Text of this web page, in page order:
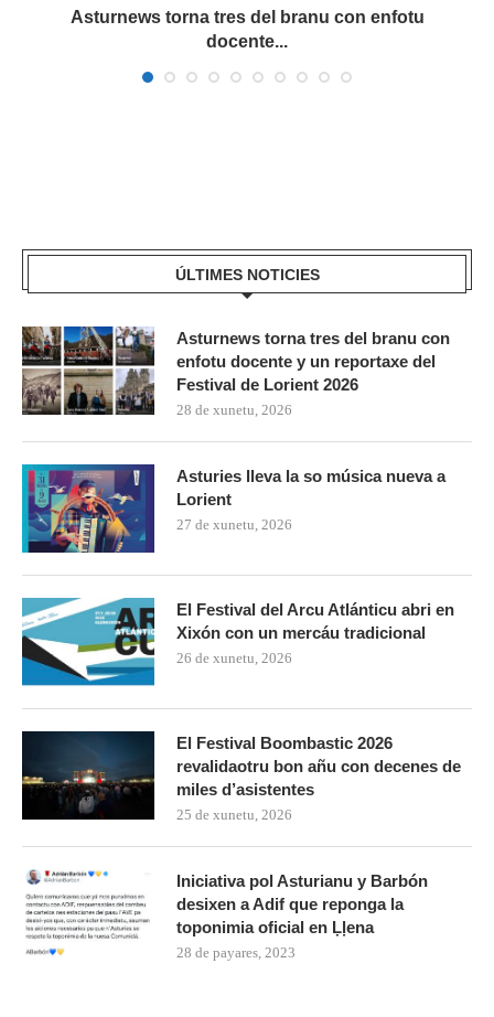
Asturnews torna tres del branu con enfotu
docente...
ÚLTIMES NOTICIES
Asturnews torna tres del branu con
enfotu docente y un reportaxe del
Festival de Lorient 2026
28 de xunetu, 2026
Asturies lleva la so música nueva a
Lorient
27 de xunetu, 2026
El Festival del Arcu Atlánticu abri en
Xixón con un mercáu tradicional
26 de xunetu, 2026
El Festival Boombastic 2026
revalidaotru bon añu con decenes de
miles d’asistentes
25 de xunetu, 2026
Iniciativa pol Asturianu y Barbón
desixen a Adif que reponga la
toponimia oficial en Ḷḷena
28 de payares, 2023